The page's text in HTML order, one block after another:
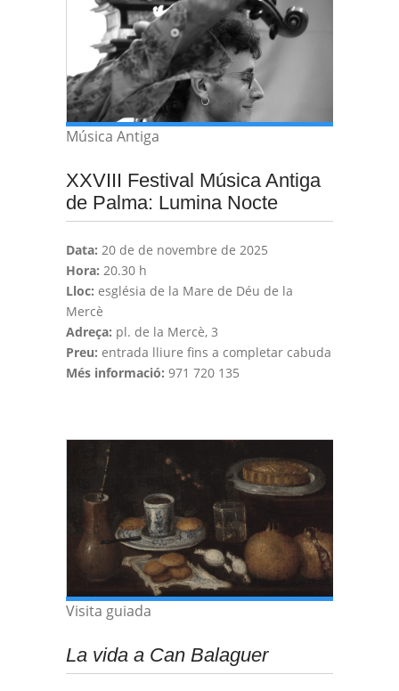
Música Antiga
XXVIII Festival Música Antiga
de Palma: Lumina Nocte
Data: 20 de de novembre de 2025
Hora: 20.30 h
Lloc: església de la Mare de Déu de la
Mercè
Adreça: pl. de la Mercè, 3
Preu: entrada lliure fins a completar cabuda
Més informació: 971 720 135
Visita guiada
La vida a Can Balaguer